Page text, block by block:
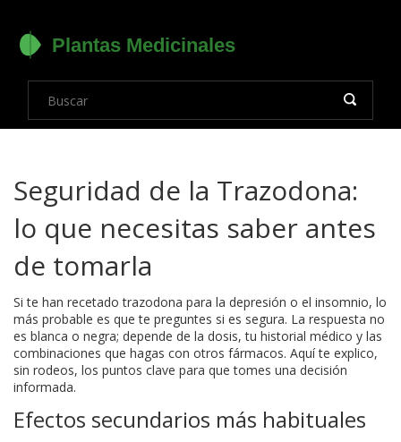
Seguridad de la Trazodona:
lo que necesitas saber antes
de tomarla
Si te han recetado trazodona para la depresión o el insomnio, lo
más probable es que te preguntes si es segura. La respuesta no
es blanca o negra; depende de la dosis, tu historial médico y las
combinaciones que hagas con otros fármacos. Aquí te explico,
sin rodeos, los puntos clave para que tomes una decisión
informada.
Efectos secundarios más habituales